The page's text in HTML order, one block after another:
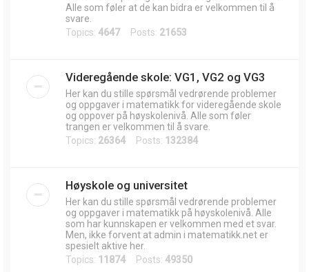
Alle som føler at de kan bidra er velkommen til å
svare.
Topics: 4647Posts: 21653
Videregående skole: VG1, VG2 og VG3
Her kan du stille spørsmål vedrørende problemer
og oppgaver i matematikk for videregående skole
og oppover på høyskolenivå. Alle som føler
trangen er velkommen til å svare.
Topics: 26364 Posts: 132384
Høyskole og universitet
Her kan du stille spørsmål vedrørende problemer
og oppgaver i matematikk på høyskolenivå. Alle
som har kunnskapen er velkommen med et svar.
Men, ikke forvent at admin i matematikk.net er
spesielt aktive her.
Topics: 11874 Posts: 49350